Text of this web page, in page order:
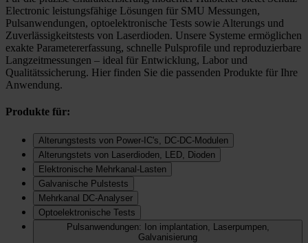
Electronic leistungsfähige Lösungen für SMU Messungen,
Pulsanwendungen, optoelektronische Tests sowie Alterungs und
Zuverlässigkeitstests von Laserdioden. Unsere Systeme ermöglichen
exakte Parametererfassung, schnelle Pulsprofile und reproduzierbare
Langzeitmessungen – ideal für Entwicklung, Labor und
Qualitätssicherung. Hier finden Sie die passenden Produkte für Ihre
Anwendung.
Produkte für:
Alterungstests von Power-IC's, DC-DC-Modulen
Alterungstets von Laserdioden, LED, Dioden
Elektronische Mehrkanal-Lasten
Galvanische Pulstests
Mehrkanal DC-Analyser
Optoelektronische Tests
Pulsanwendungen: Ion implantation, Laserpumpen,
Galvanisierung